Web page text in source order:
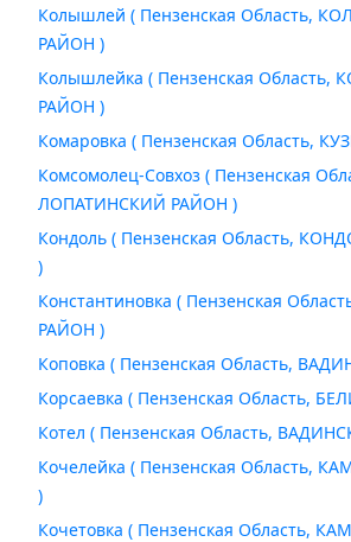
Колышлей ( Пензенская Область,
РАЙОН )
Колышлейка ( Пензенская
РАЙОН )
Комаровка ( Пензенская Область,
Комсомолец-Совхоз ( Пензенская
ЛОПАТИНСКИЙ РАЙОН )
Кондоль ( Пензенская Область,
)
Константиновка ( Пензенская
РАЙОН )
Коповка ( Пензенская Область,
Корсаевка ( Пензенская Область,
Котел ( Пензенская Область,
Кочелейка ( Пензенская Область,
)
Кочетовка ( Пензенская Область,